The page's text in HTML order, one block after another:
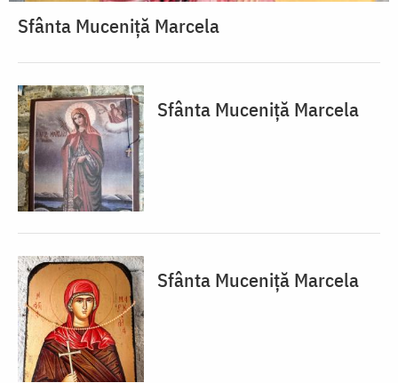
Sfânta Muceniță Marcela
Sfânta Muceniță Marcela
Sfânta Muceniță Marcela